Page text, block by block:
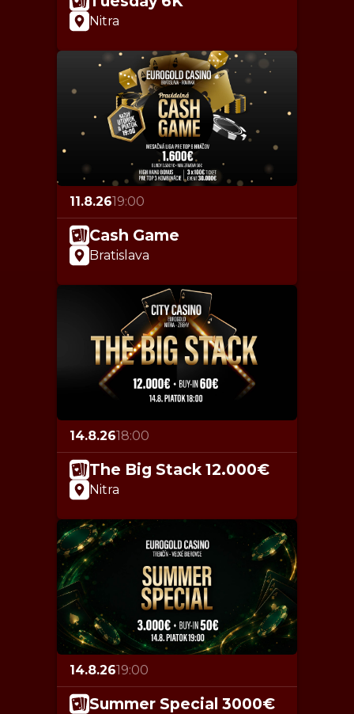
Nitra
11.8.2619:00
Cash Game
Bratislava
14.8.2618:00
The Big Stack 12.000€
Nitra
14.8.2619:00
Summer Special 3000€